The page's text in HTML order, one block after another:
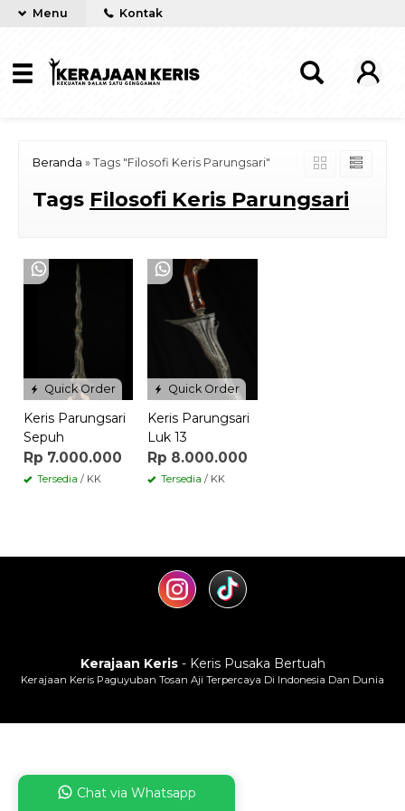
Menu Kontak
Beranda » Tags "Filosofi Keris Parungsari"
Tags Filosofi Keris Parungsari
Quick Order
Keris Parungsari
Sepuh
Rp 7.000.000
Tersedia / KK
Quick Order
Keris Parungsari
Luk 13
Rp 8.000.000
Tersedia / KK
Kerajaan Keris- Keris Pusaka Bertuah
Kerajaan Keris Paguyuban Tosan Aji Terpercaya Di Indonesia Dan Dunia
Chat via Whatsapp